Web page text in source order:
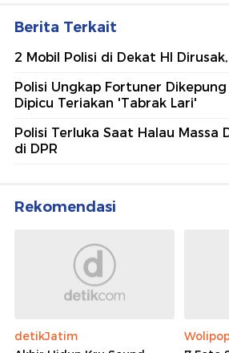
Berita Terkait
2 Mobil Polisi di Dekat HI
Polisi Ungkap Fortuner
Dipicu Teriakan 'Tabrak Lari'
Polisi Terluka Saat Halau Massa
di DPR
Rekomendasi
detikJatim